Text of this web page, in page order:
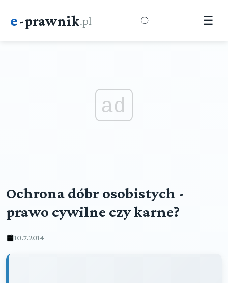
e-prawnik.pl ☰
ad
Ochrona dóbr osobistych -
prawo cywilne czy karne?
10.7.2014